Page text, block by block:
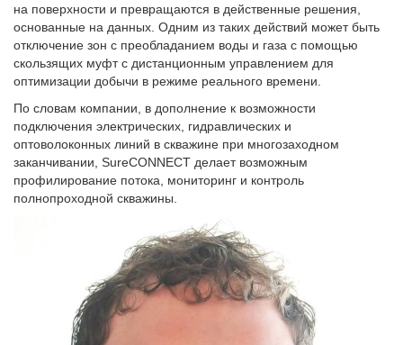
на поверхности и превращаются в действенные решения,
основанные на данных. Одним из таких действий может быть
отключение зон с преобладанием воды и газа с помощью
скользящих муфт с дистанционным управлением для
оптимизации добычи в режиме реального времени.
По словам компании, в дополнение к возможности
подключения электрических, гидравлических и
оптоволоконных линий в скважине при многозаходном
заканчивании, SureCONNECT делает возможным
профилирование потока, мониторинг и контроль
полнопроходной скважины.